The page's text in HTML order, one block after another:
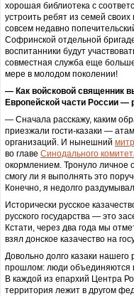
хорошая библиотека с
устроить ребят из семей
совсем недавно
Софринской отдельной
воспитанники будут
совместная служба еще
мере в молодом поколении!
— Как войсковой священник
Европейской части России —
— Сначала расскажу, каким
приезжали гости-казаки —
организаций. И нынешний
во главе Синодального
окормлением. Тронуло личное
смогу ли я выполнять это
Конечно, я недолго
Исторически русское
русского государства — это
Кстати, через два года мы
взял донское казачество на
Довольно долго казаки
прошлом: люди объединяются
В каждой из епархий Центра
территория лежит в другом